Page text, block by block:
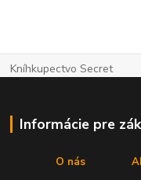
Kníhkupectvo Secret
Informácie pre
O nás